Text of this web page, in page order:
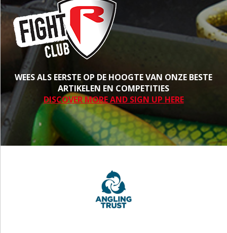
WEES ALS EERSTE OP DE HOOGTE VAN ONZE BESTE
ARTIKELEN EN COMPETITIES
DISCOVER MORE AND SIGN UP HERE